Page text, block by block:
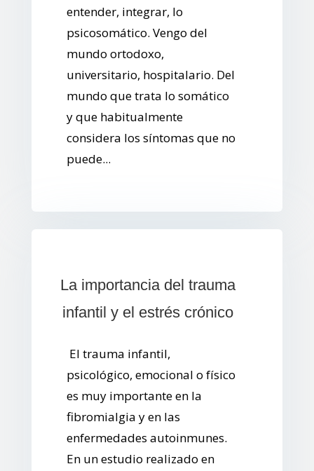
entender, integrar, lo
psicosomático. Vengo del
mundo ortodoxo,
universitario, hospitalario. Del
mundo que trata lo somático
y que habitualmente
considera los síntomas que no
puede...
La importancia del trauma
infantil y el estrés crónico
El trauma infantil,
psicológico, emocional o físico
es muy importante en la
fibromialgia y en las
enfermedades autoinmunes.
En un estudio realizado en